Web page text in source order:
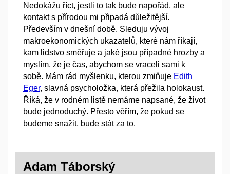
Nedokážu říct, jestli to tak bude napořád, ale
kontakt s přírodou mi připadá důležitější.
Především v dnešní době. Sleduju vývoj
makroekonomických ukazatelů, které nám říkají,
kam lidstvo směřuje a jaké jsou případné hrozby a
myslím, že je čas, abychom se vraceli sami k
sobě. Mám rád myšlenku, kterou zmiňuje Edith
Eger, slavná psycholožka, která přežila holokaust.
Říká, že v rodném listě nemáme napsané, že život
bude jednoduchý. Přesto věřím, že pokud se
budeme snažit, bude stát za to.
Adam Táborský